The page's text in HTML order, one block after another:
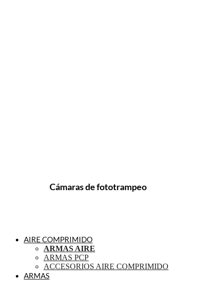
Cámaras de fototrampeo
AIRE COMPRIMIDO
ARMAS AIRE
ARMAS PCP
ACCESORIOS AIRE COMPRIMIDO
ARMAS